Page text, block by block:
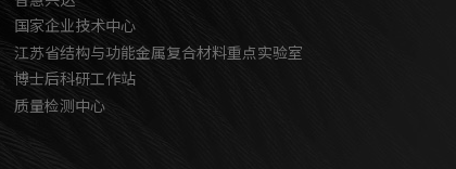
国家企业技术中心
江苏省结构与功能金属复合材料重点实验室
博士后科研工作站
质量检测中心